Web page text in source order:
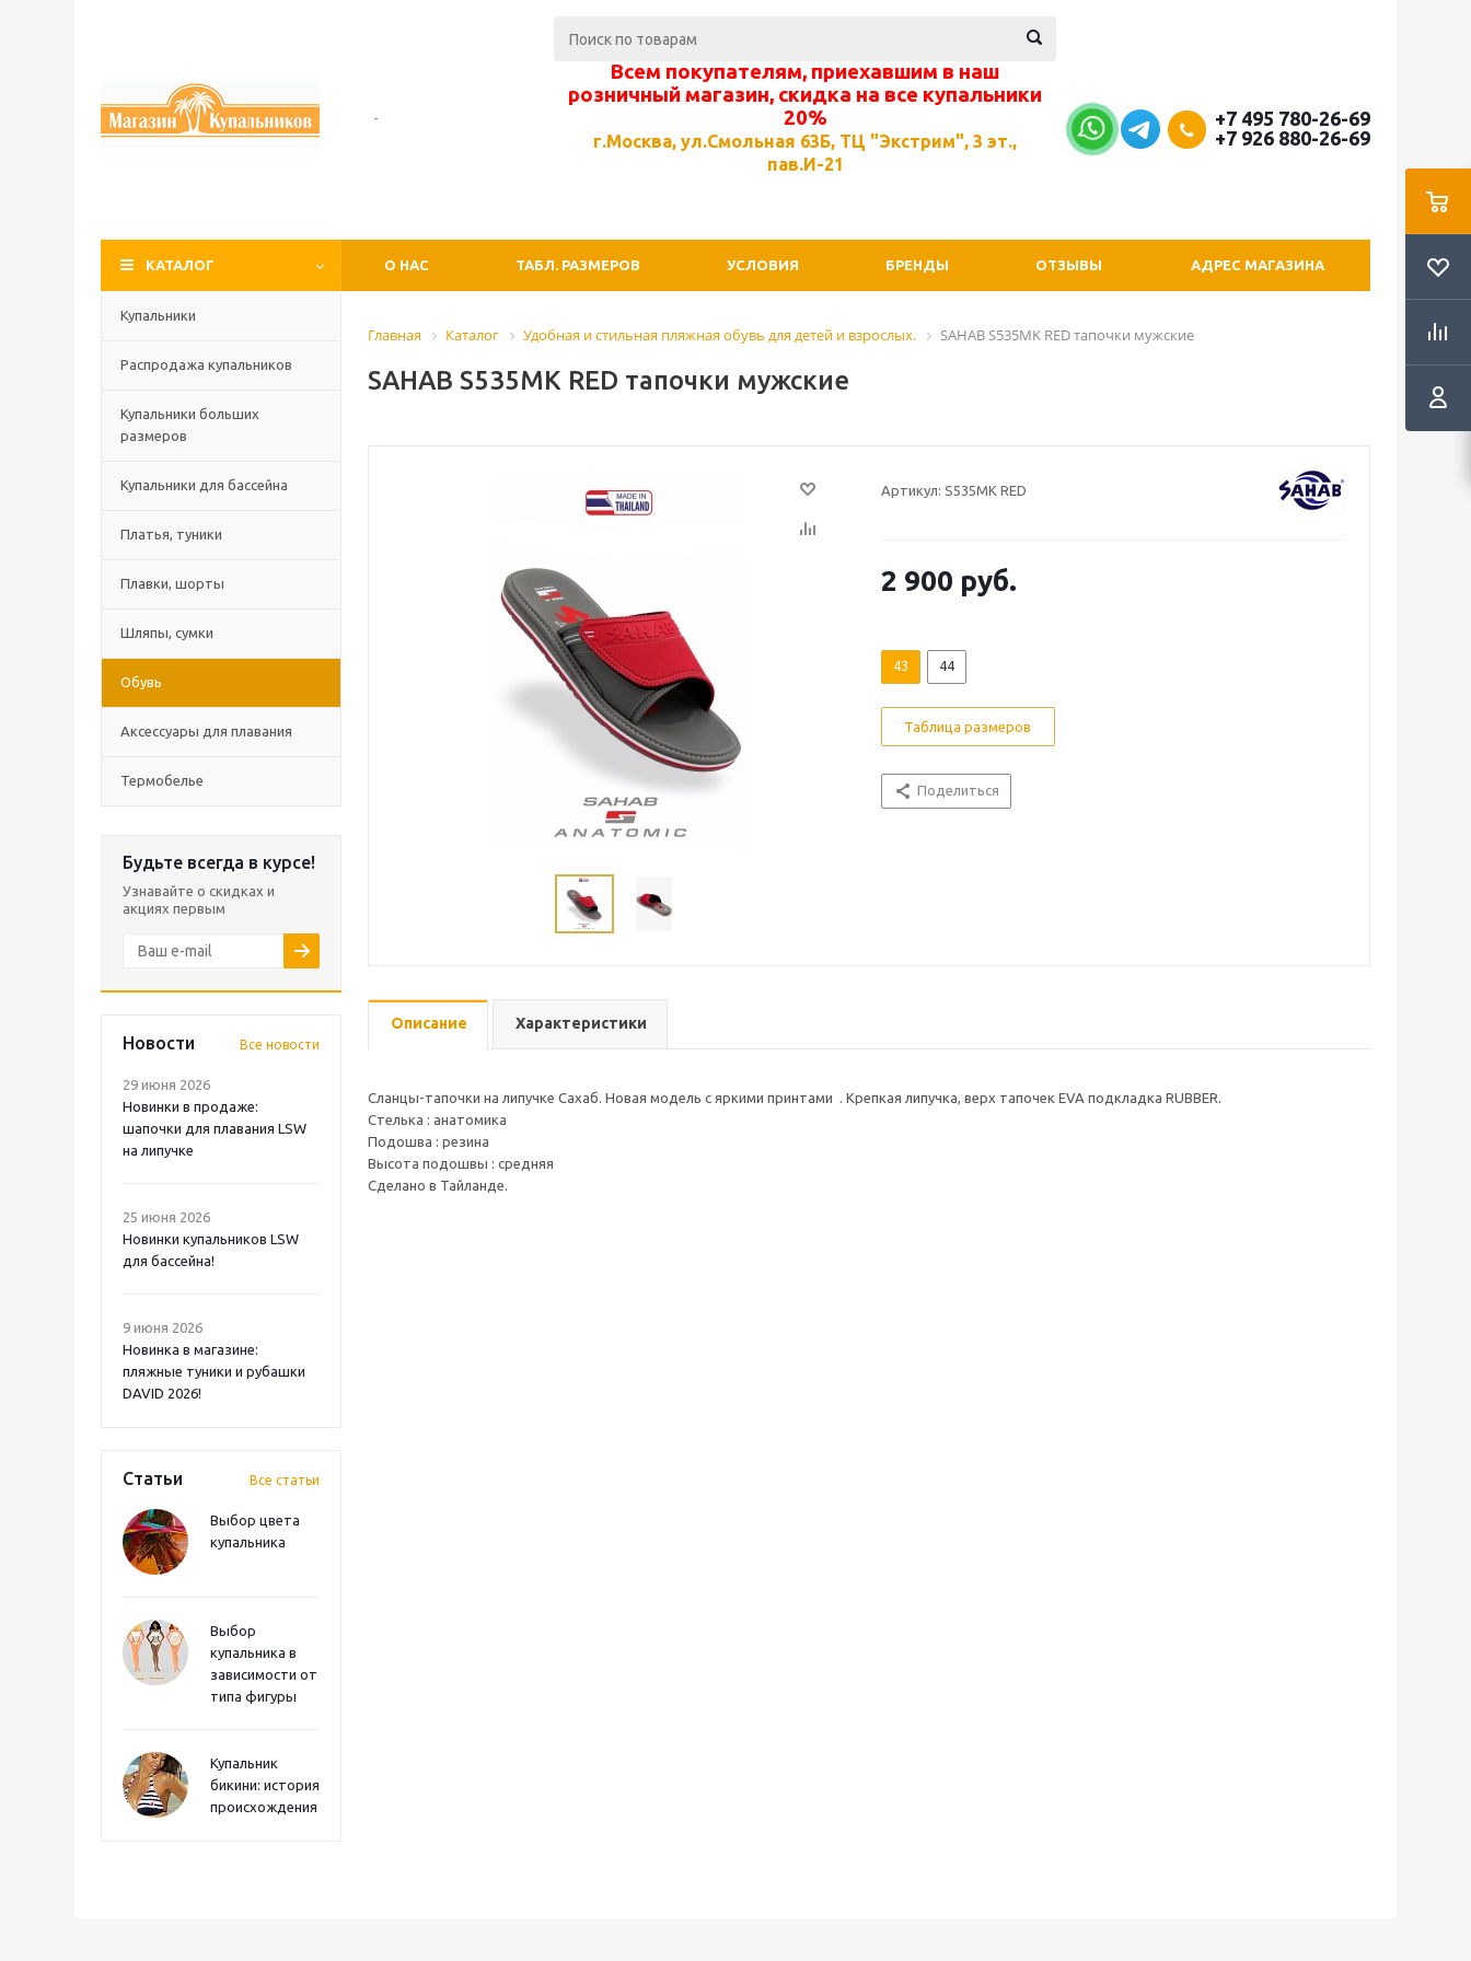
-
Всем покупателям, приехавшим в наш
розничный магазин, скидка на все купальники
20%
г.Москва, ул.Смольная 63Б, ТЦ "Экстрим", 3 эт.,
пав.И-21
+7 495 780-26-69
+7 926 880-26-69
КАТАЛОГ О НАС ТАБЛ. РАЗМЕРОВ УСЛОВИЯ БРЕНДЫ ОТЗЫВЫ АДРЕС МАГАЗИНА
Купальники
Распродажа купальников
Купальники больших
размеров
Купальники для бассейна
Платья, туники
Плавки, шорты
Шляпы, сумки
Обувь
Аксессуары для плавания
Термобелье
Будьте всегда в курсе!
Узнавайте о скидках и
акциях первым
Новости Все новости
29 июня 2026
Новинки в продаже:
шапочки для плавания LSW
на липучке
25 июня 2026
Новинки купальников LSW
для бассейна!
9 июня 2026
Новинка в магазине:
пляжные туники и рубашки
DAVID 2026!
Статьи Все статьи
Выбор цвета
купальника
Выбор
купальника в
зависимости от
типа фигуры
Купальник
бикини: история
происхождения
Главная Каталог Удобная и стильная пляжная обувь для детей и взрослых. SAHAB S535MK RED тапочки мужские
SAHAB S535MK RED тапочки мужские
Артикул: S535MK RED
2 900 руб.
43 44
Таблица размеров
Поделиться
Описание Характеристики
Сланцы-тапочки на липучке Сахаб. Новая модель с яркими принтами . Крепкая липучка, верх тапочек EVA подкладка RUBBER.
Стелька : анатомика
Подошва : резина
Высота подошвы : средняя
Сделано в Тайланде.